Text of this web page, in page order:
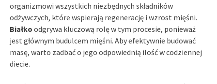
organizmowi wszystkich niezbędnych składników
odżywczych, które wspierają regenerację i wzrost mięśni.
Białko odgrywa kluczową rolę w tym procesie, ponieważ
jest głównym budulcem mięśni. Aby efektywnie budować
masę, warto zadbać o jego odpowiednią ilość w codziennej
diecie.